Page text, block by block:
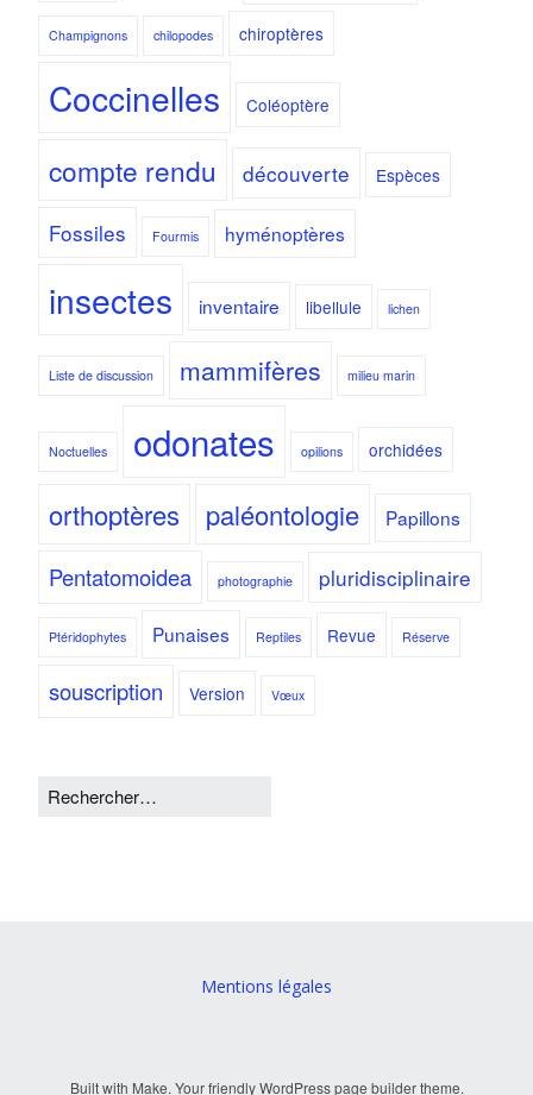
Champignons chilopodes chiroptères
Coccinelles Coléoptère
compte rendu découverte Espèces
Fossiles Fourmis hyménoptères
insectes inventaire libellule lichen
Liste de discussion mammifères milieu marin
Noctuelles odonates opilions orchidées
orthoptères paléontologie Papillons
Pentatomoidea photographie pluridisciplinaire
Ptéridophytes Punaises Reptiles Revue Réserve
souscription Version Vœux
Mentions légales
Built with Make. Your friendly WordPress page builder theme.